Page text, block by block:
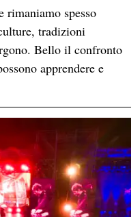
rimaniamo spesso
tradizioni
Bello il confronto
apprendere e